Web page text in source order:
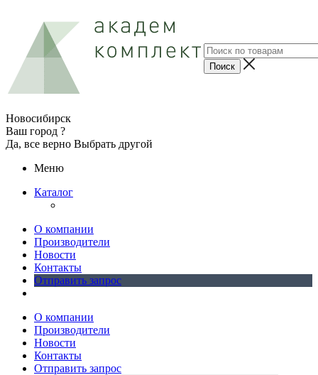
Новосибирск
Ваш город ?
Да, все верно Выбрать другой
Меню
Каталог
О компании
Производители
Новости
Контакты
Отправить запрос
О компании
Производители
Новости
Контакты
Отправить запрос